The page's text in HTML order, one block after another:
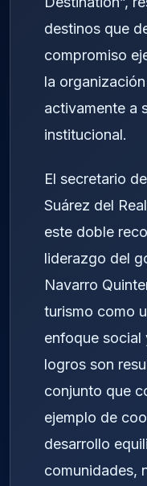
destinos que
compromiso
la
activamente a
institucional.
El secretario
Suárez del
este doble
liderazgo del
Navarro
turismo como
enfoque social
logros son
conjunto que
ejemplo de
desarrollo
comunidades,